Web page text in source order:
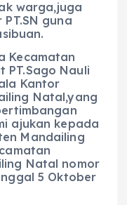
warga,juga
guna
Kecamatan
PT.Sago Nauli
Kantor
Natal,yang
ajukan kepada
Mandailing
Natal nomor
5 Oktober